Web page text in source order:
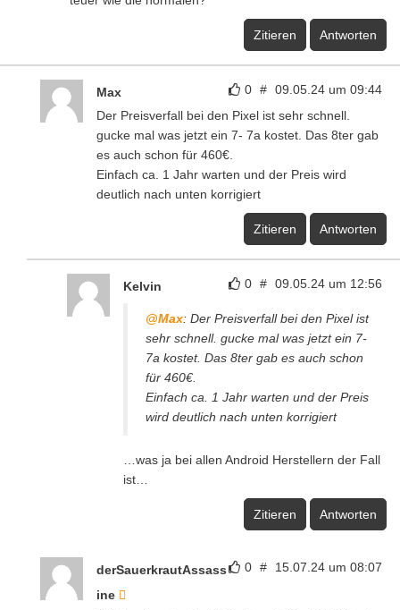
Zitieren Antworten
0 # 09.05.24 um 09:44
Max
Der Preisverfall bei den Pixel ist sehr schnell.
gucke mal was jetzt ein 7- 7a kostet. Das 8ter gab
es auch schon für 460€.
Einfach ca. 1 Jahr warten und der Preis wird
deutlich nach unten korrigiert
Zitieren Antworten
0 # 09.05.24 um 12:56
Kelvin
@Max: Der Preisverfall bei den Pixel ist
sehr schnell. gucke mal was jetzt ein 7-
7a kostet. Das 8ter gab es auch schon
für 460€.
Einfach ca. 1 Jahr warten und der Preis
wird deutlich nach unten korrigiert
…was ja bei allen Android Herstellern der Fall
ist…
Zitieren Antworten
0 # 15.07.24 um 08:07
derSauerkrautAssass
ine